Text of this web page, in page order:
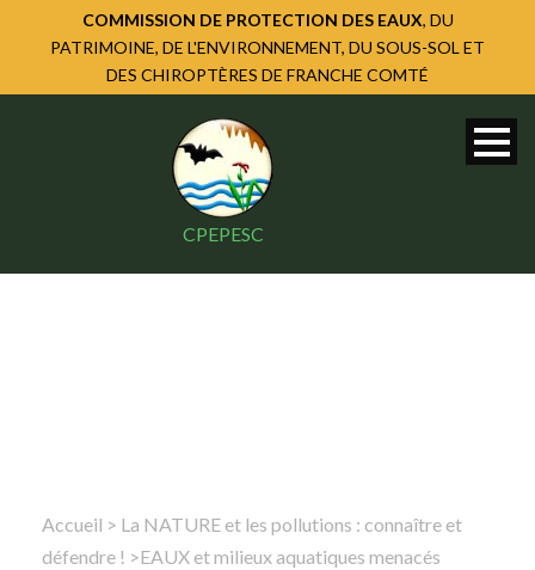
COMMISSION DE PROTECTION DES EAUX, DU
PATRIMOINE, DE L'ENVIRONNEMENT, DU SOUS-SOL ET
DES CHIROPTÈRES DE FRANCHE COMTÉ
CPEPESC
Accueil > La NATURE et les pollutions : connaître et
défendre ! >EAUX et milieux aquatiques menacés